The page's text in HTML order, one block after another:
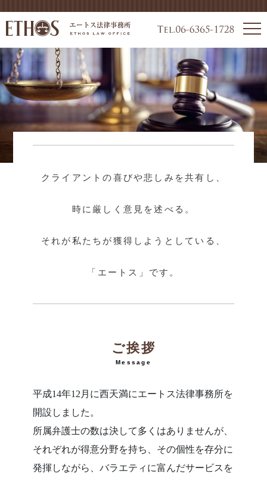
クライアントの喜びや悲しみを共有し、
時に厳しく意見を述べる。
それが私たちが獲得しようとしている、
「エートス」です。
ご挨拶
Message
平成14年12月に西天満にエートス法律事務所を
開設しました。
所属弁護士の数は決して多くはありませんが、
それぞれが得意分野を持ち、その個性を存分に
発揮しながら、バラエティに富んだサービスを